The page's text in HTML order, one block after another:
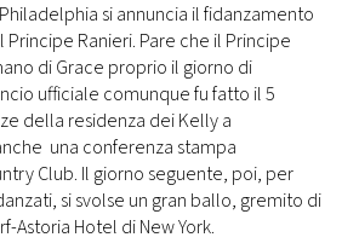
si annuncia il fidanzamento
Ranieri. Pare che il Principe
di Grace proprio il giorno di
ufficiale comunque fu fatto il 5
della residenza dei Kelly a
una conferenza stampa
Club. Il giorno seguente, poi, per
si svolse un gran ballo, gremito di
Astoria Hotel di New York.